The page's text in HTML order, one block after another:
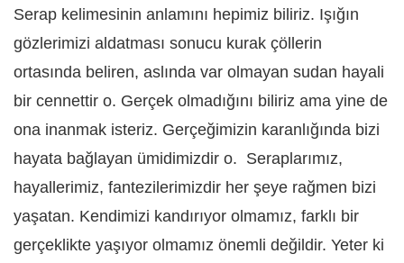
Serap kelimesinin anlamını hepimiz biliriz. Işığın
gözlerimizi aldatması sonucu kurak çöllerin
ortasında beliren, aslında var olmayan sudan hayali
bir cennettir o. Gerçek olmadığını biliriz ama yine de
ona inanmak isteriz. Gerçeğimizin karanlığında bizi
hayata bağlayan ümidimizdir o. Seraplarımız,
hayallerimiz, fantezilerimizdir her şeye rağmen bizi
yaşatan. Kendimizi kandırıyor olmamız, farklı bir
gerçeklikte yaşıyor olmamız önemli değildir. Yeter ki